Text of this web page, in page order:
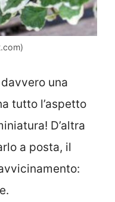
una
tutto l’aspetto
D’altra
a posta, il